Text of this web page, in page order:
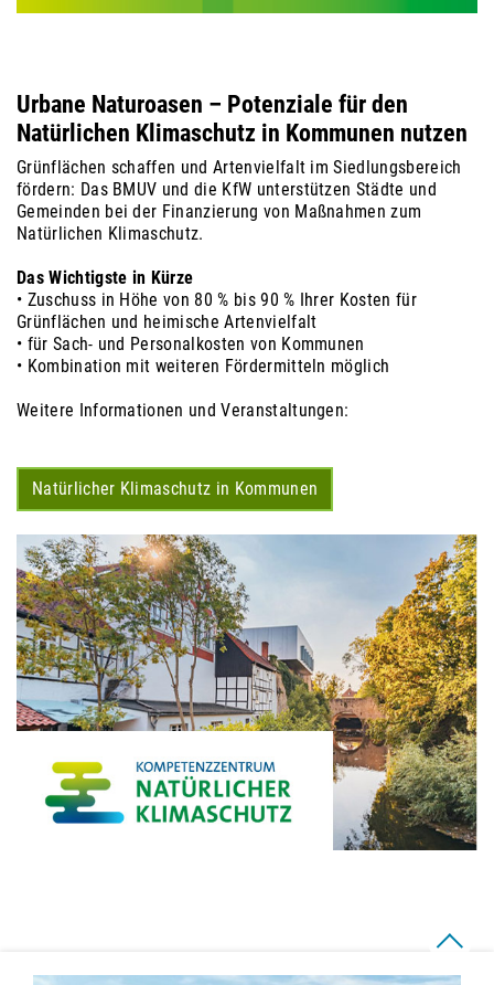
Urbane Naturoasen – Potenziale für den
Natürlichen Klimaschutz in Kommunen nutzen
Grünflächen schaffen und Artenvielfalt im Siedlungsbereich
fördern: Das BMUV und die KfW unterstützen Städte und
Gemeinden bei der Finanzierung von Maßnahmen zum
Natürlichen Klimaschutz.
Das Wichtigste in Kürze
• Zuschuss in Höhe von 80 % bis 90 % Ihrer Kosten für
Grünflächen und heimische Artenvielfalt
• für Sach- und Personalkosten von Kommunen
• Kombination mit weiteren Förder­mitteln möglich
Weitere Informationen und Veranstaltungen:
Natürlicher Klimaschutz in Kommunen